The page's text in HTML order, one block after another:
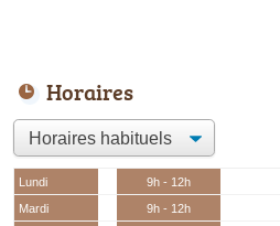
Horaires
Lundi 9h - 12h
Mardi
9h - 12h